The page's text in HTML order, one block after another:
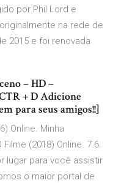
por Phil Lord e
na rede de
2015 e foi renovada
– HD –
+ D Adicione
para seus amigos!!]
Online. Minha
(2018) Online. 7.6.
lugar para você assistir
o maior portal de